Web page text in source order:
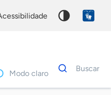
acessibilidade
Modo claro
Dados
para
Buscar